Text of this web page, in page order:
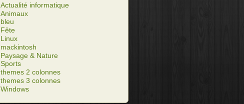
Actualité informatique
Animaux
bleu
Fête
Linux
mackintosh
Paysage & Nature
Sports
themes 2 colonnes
themes 3 colonnes
Windows